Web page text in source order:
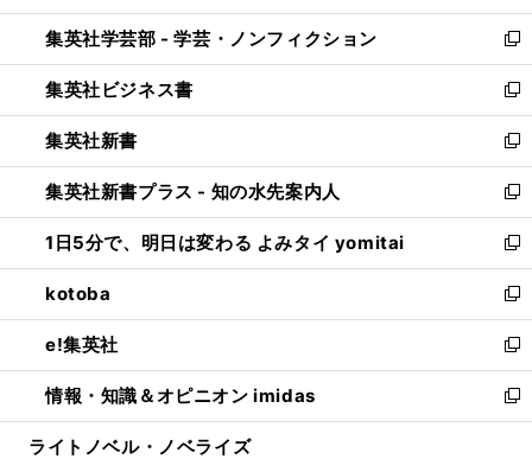
開
く
ウ
で
開
く
ン
ド
ウ
で
開
く
ウ
ィ
ン
ド
ウ
で
開
く
集英社学芸部 - 学芸・ノンフィクション
新
し
い
ウ
ィ
ン
ド
ウ
で
開
く
集英社ビジネス書
新
し
い
ウ
ィ
ン
ド
ウ
で
開
く
集英社新書
新
し
い
ウ
ィ
ン
ド
ウ
で
開
く
集英社新書プラス - 知の水先案内人
新
し
い
ウ
ィ
ン
ド
ウ
で
開
1日5分で、明日は変わる よみタイ yomitai
新
し
い
ウ
ィ
ン
ド
ウ
kotoba
新
し
い
ウ
ィ
ン
e!集英社
新
し
い
ウ
情報・知識＆オピニオン imidas
新
し
ライトノベル・ノベライズ